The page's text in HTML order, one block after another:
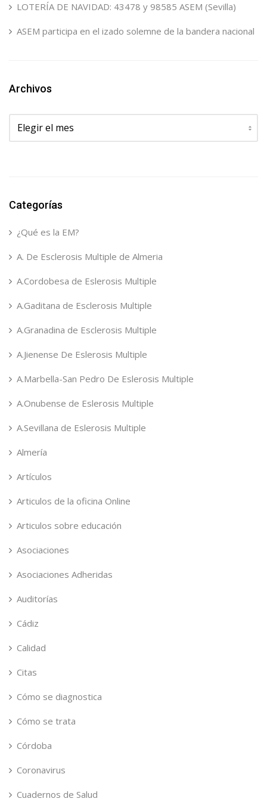
LOTERÍA DE NAVIDAD: 43478 y 98585 ASEM (Sevilla)
ASEM participa en el izado solemne de la bandera nacional
Archivos
Archivos
Categorías
¿Qué es la EM?
A. De Esclerosis Multiple de Almeria
A.Cordobesa de Eslerosis Multiple
A.Gaditana de Esclerosis Multiple
A.Granadina de Esclerosis Multiple
A.Jienense De Eslerosis Multiple
A.Marbella-San Pedro De Eslerosis Multiple
A.Onubense de Eslerosis Multiple
A.Sevillana de Eslerosis Multiple
Almería
Artículos
Articulos de la oficina Online
Articulos sobre educación
Asociaciones
Asociaciones Adheridas
Auditorías
Cádiz
Calidad
Citas
Cómo se diagnostica
Cómo se trata
Córdoba
Coronavirus
Cuadernos de Salud